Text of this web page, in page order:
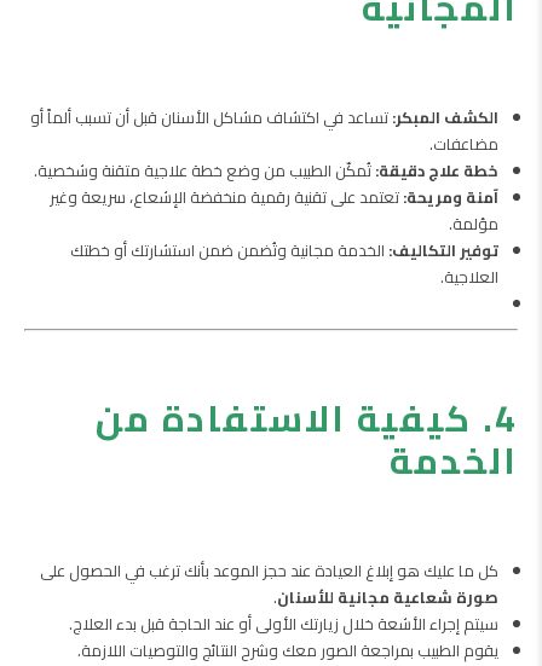
الكشف المبكر:تساعد في اكتشاف مشاكل الأسنان قبل أن تسبب ألماً أو
مضاعفات.
خطة علاج دقيقة:تُمكّن الطبيب من وضع خطة علاجية متقنة وشخصية.
آمنة ومريحة:تعتمد على تقنية رقمية منخفضة الإشعاع، سريعة وغير
مؤلمة.
توفير التكاليف: الخدمة مجانية وتُضمن ضمن استشارتك أو خطتك
العلاجية.
4. كيفية الاستفادة من
الخدمة
كل ما عليك هو إبلاغ العيادة عند حجز الموعد بأنك ترغب في الحصول على
صورة شعاعية مجانية للأسنان.
سيتم إجراء الأشعة خلال زيارتك الأولى أو عند الحاجة قبل بدء العلاج.
يقوم الطبيب بمراجعة الصور معك وشرح النتائج والتوصيات اللازمة.